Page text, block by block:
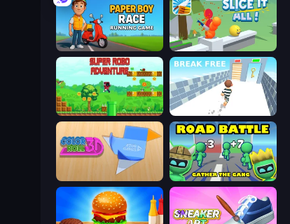
Paper Boy Race: Running Game Slice It All!
Super Robo - Adventure Break Free
Road Battle: Gather the Gang